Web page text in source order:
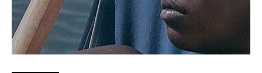
t
u
t
e